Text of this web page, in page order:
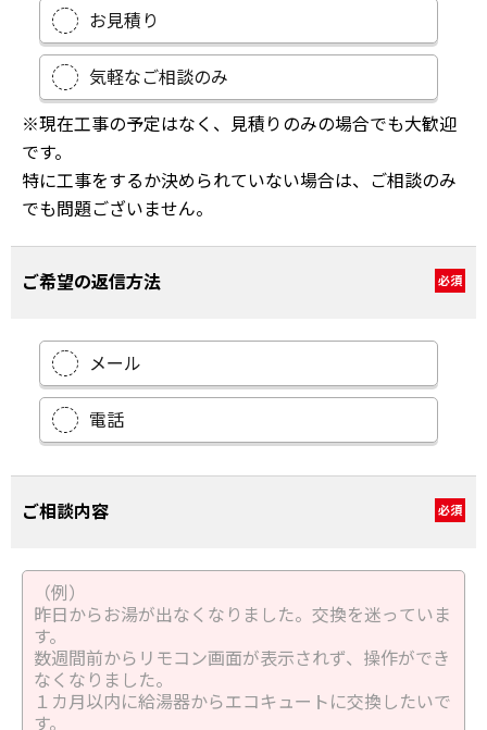
お見積り
気軽なご相談のみ
※現在工事の予定はなく、見積りのみの場合でも大歓迎
です。
特に工事をするか決められていない場合は、ご相談のみ
でも問題ございません。
ご希望の返信方法 必須
メール
電話
ご相談内容 必須